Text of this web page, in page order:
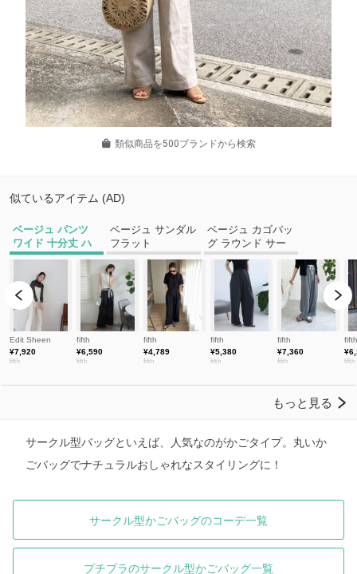
類似商品を500ブランドから検索
サークル型バッグといえば、人気なのがかごタイプ。丸いか
ごバッグでナチュラルおしゃれなスタイリングに！
サークル型かごバッグのコーデ一覧
プチプラのサークル型かごバッグ一覧